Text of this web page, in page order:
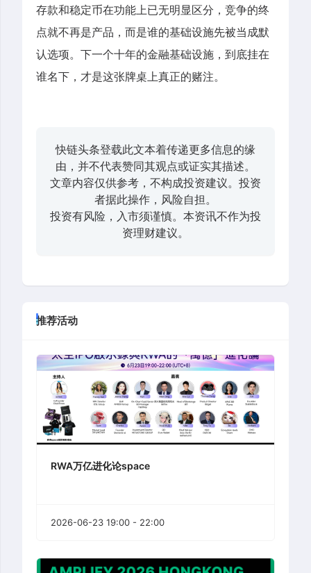
存款和稳定币在功能上已无明显区分，竞争的终
点就不再是产品，而是谁的基础设施先被当成默
认选项。下一个十年的金融基础设施，到底挂在
谁名下，才是这张牌桌上真正的赌注。
快链头条登载此文本着传递更多信息的缘
由，并不代表赞同其观点或证实其描述。
文章内容仅供参考，不构成投资建议。投资
者据此操作，风险自担。
投资有风险，入市须谨慎。本资讯不作为投
资理财建议。
推荐活动
RWA万亿进化论space
2026-06-23 19:00 - 22:00